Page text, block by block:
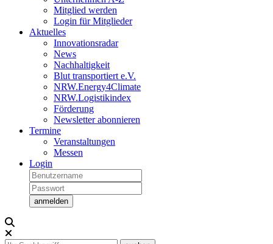
Mitglied werden
Login für Mitglieder
Aktuelles
Innovationsradar
News
Nachhaltigkeit
Blut transportiert e.V.
NRW.Energy4Climate
NRW.Logistikindex
Förderung
Newsletter abonnieren
Termine
Veranstaltungen
Messen
Login